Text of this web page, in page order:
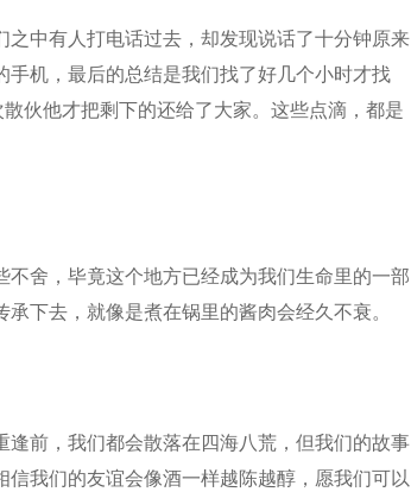
中有人打电话过去，却发现说话了十分钟原来
机，最后的总结是我们找了好几个小时才找
伙他才把剩下的还给了大家。这些点滴，都是
舍，毕竟这个地方已经成为我们生命里的一部
下去，就像是煮在锅里的酱肉会经久不衰。
前，我们都会散落在四海八荒，但我们的故事
我们的友谊会像酒一样越陈越醇，愿我们可以